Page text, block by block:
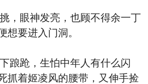
，眼神发亮，也顾不得余一丁
想要进入门洞。
踉跄，生怕中年人有什么闪
抓着姬凌风的腰带，又伸手捡